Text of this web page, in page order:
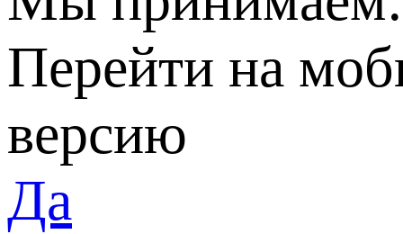
Перейти на
версию
Да